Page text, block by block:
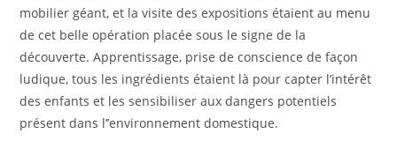
mobilier géant, et la visite des expositions étaient au menu
de cet belle opération placée sous le signe de la
découverte. Apprentissage, prise de conscience de façon
ludique, tous les ingrédients étaient là pour capter l’intérêt
des enfants et les sensibiliser aux dangers potentiels
présent dans l’’environnement domestique.